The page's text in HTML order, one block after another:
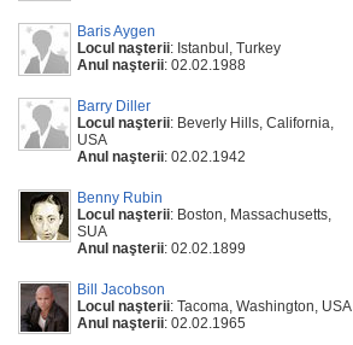
Baris Aygen
Locul naşterii: Istanbul, Turkey
Anul naşterii: 02.02.1988
Barry Diller
Locul naşterii: Beverly Hills, California,
USA
Anul naşterii: 02.02.1942
Benny Rubin
Locul naşterii: Boston, Massachusetts,
SUA
Anul naşterii: 02.02.1899
Bill Jacobson
Locul naşterii: Tacoma, Washington, USA
Anul naşterii: 02.02.1965